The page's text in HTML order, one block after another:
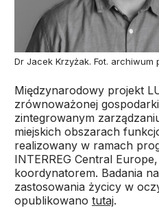
Dr Jacek Krzyżak. Fot. archiwum
Międzynarodowy projekt
zrównoważonej
zintegrowanym
miejskich obszarach
realizowany w ramach
INTERREG Central
koordynatorem. Badania
zastosowania życicy w
opublikowano tutaj.